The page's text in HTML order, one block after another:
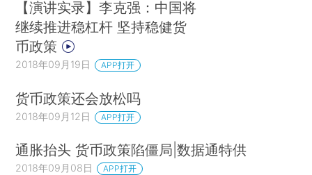
【演讲实录】李克强：中国将
继续推进稳杠杆 坚持稳健货
币政策
2018年09月19日 APP打开
货币政策还会放松吗
2018年09月12日 APP打开
通胀抬头 货币政策陷僵局|数据通特供
2018年09月08日 APP打开